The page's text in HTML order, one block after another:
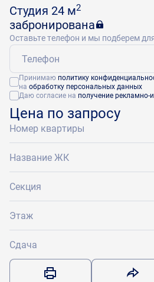
Студия 24 м2
забронирована
Оставьте телефон и мы подберем
Принимаю политику
на обработку персональных данных
Даю согласие на получение
Цена по запросу
Номер квартиры
Название ЖК
Секция
Этаж
Сдача